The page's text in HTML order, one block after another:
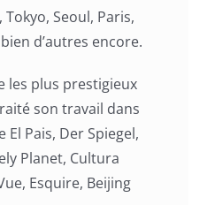
Seoul, Paris,
d’autres encore.
les plus prestigieux
son travail dans
Pais, Der Spiegel,
Planet, Cultura
Esquire, Beijing